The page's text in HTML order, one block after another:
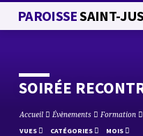
PAROISSESAINT-
SOIRÉE
Accueil Évènements Formation
VUES CATÉGORIES MOIS